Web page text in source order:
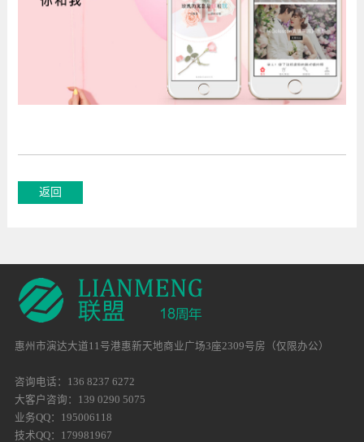
惠州市演达大道11号港惠新天地商业广场3座2309号房（仅限办公）
咨询电话：136 8237 6272
大客户咨询：139 0290 5075
业务QQ：195006118
技术QQ：179981967